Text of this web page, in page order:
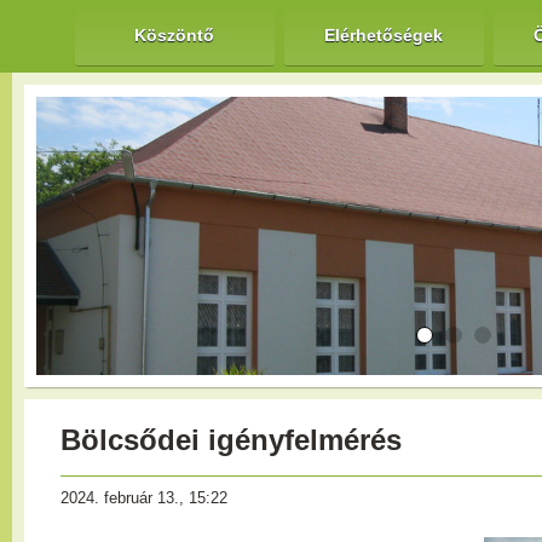
Köszöntő Elérhetőségek
Bölcsődei igényfelmérés
2024. február 13., 15:22